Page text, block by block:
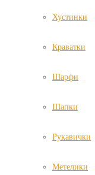
Хустинки
Краватки
Шарфи
Шапки
Рукавички
Метелики